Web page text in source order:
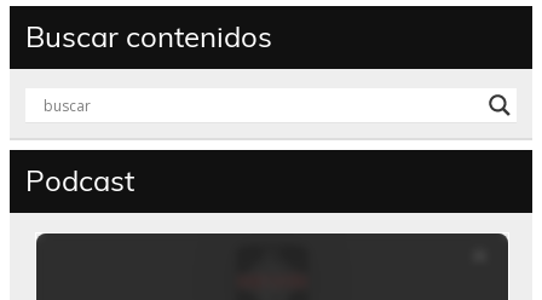
Buscar contenidos
Podcast